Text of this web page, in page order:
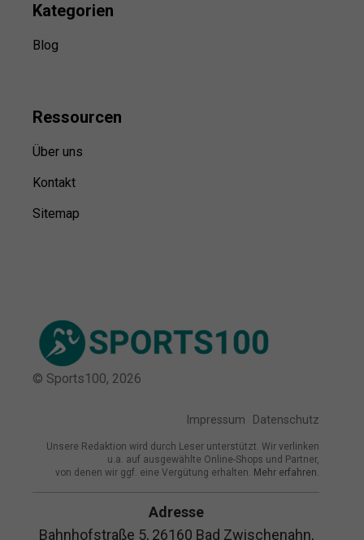
Kategorien
Blog
Ressourcen
Über uns
Kontakt
Sitemap
© Sports100, 2026
Impressum Datenschutz
Unsere Redaktion wird durch Leser unterstützt. Wir verlinken
u.a. auf ausgewählte Online-Shops und Partner,
von denen wir ggf. eine Vergütung erhalten. Mehr erfahren.
Adresse
Bahnhofstraße 5, 26160 Bad Zwischenahn,